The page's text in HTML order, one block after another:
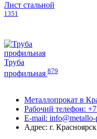
Лист стальной
1351
Труба
профильная 879
Металлопрокат в
Рабочий телефон:
E-mail: info@metallo-
Адрес: г.